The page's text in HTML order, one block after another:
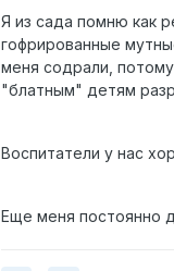
Я из сада помню как
гофрированные
меня содрали,
"блатным" детям
Воспитатели у нас
Еще меня постоянно